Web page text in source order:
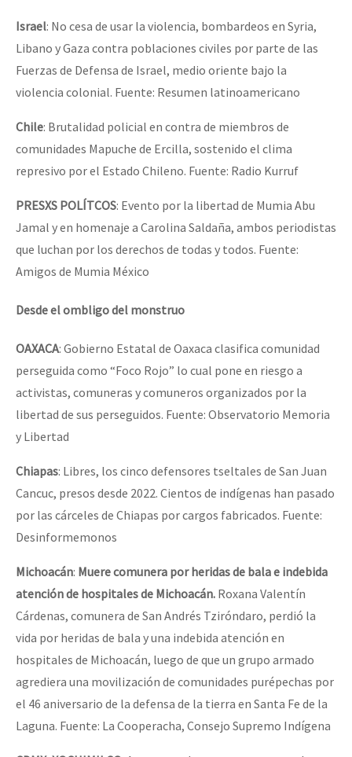
Israel: No cesa de usar la violencia, bombardeos en Syria,
Libano y Gaza contra poblaciones civiles por parte de las
Fuerzas de Defensa de Israel, medio oriente bajo la
violencia colonial. Fuente: Resumen latinoamericano
Chile: Brutalidad policial en contra de miembros de
comunidades Mapuche de Ercilla, sostenido el clima
represivo por el Estado Chileno. Fuente: Radio Kurruf
PRESXS POLÍTCOS: Evento por la libertad de Mumia Abu
Jamal y en homenaje a Carolina Saldaña, ambos periodistas
que luchan por los derechos de todas y todos. Fuente:
Amigos de Mumia México
Desde el ombligo del monstruo
OAXACA: Gobierno Estatal de Oaxaca clasifica comunidad
perseguida como “Foco Rojo” lo cual pone en riesgo a
activistas, comuneras y comuneros organizados por la
libertad de sus perseguidos. Fuente: Observatorio Memoria
y Libertad
Chiapas: Libres, los cinco defensores tseltales de San Juan
Cancuc, presos desde 2022. Cientos de indígenas han pasado
por las cárceles de Chiapas por cargos fabricados. Fuente:
Desinformemonos
Michoacán: Muere comunera por heridas de bala e indebida
atención de hospitales de Michoacán. Roxana Valentín
Cárdenas, comunera de San Andrés Tziróndaro, perdió la
vida por heridas de bala y una indebida atención en
hospitales de Michoacán, luego de que un grupo armado
agrediera una movilización de comunidades purépechas por
el 46 aniversario de la defensa de la tierra en Santa Fe de la
Laguna. Fuente: La Cooperacha, Consejo Supremo Indígena